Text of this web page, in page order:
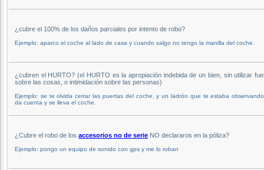
¿cubre el 100% de los daños parciales por intento de robo?
Ejemplo: aparco el coche al lado de casa y cuando salgo no tengo la manilla del coche.
¿cubren el HURTO? (el HURTO es la apropiación indebida de un bien, sin utilizar
sobre las cosas, o intimidación sobre las personas)
Ejemplo: se te olvida cerrar las puertas del coche, y un ladrón que te estaba
da cuenta y se lleva el coche.
¿Cubre el robo de los accesorios no de serie NO declararos en la póliza?
Ejemplo: pongo un equipo de sonido con gps y me lo roban